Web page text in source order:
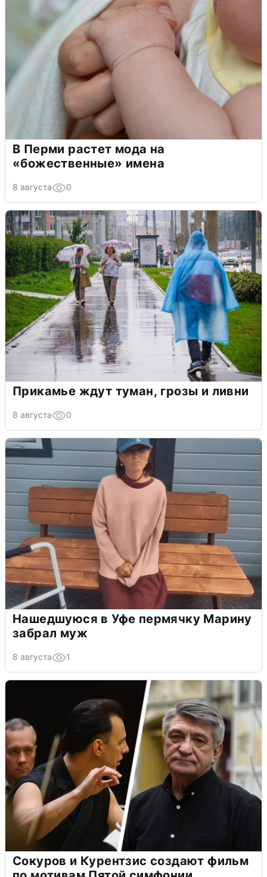
В Перми растет мода на
«божественные» имена
8 августа 0
Прикамье ждут туман, грозы и ливни
8 августа 0
Нашедшуюся в Уфе пермячку Марину
забрал муж
8 августа 1
Сокуров и Курентзис создают фильм